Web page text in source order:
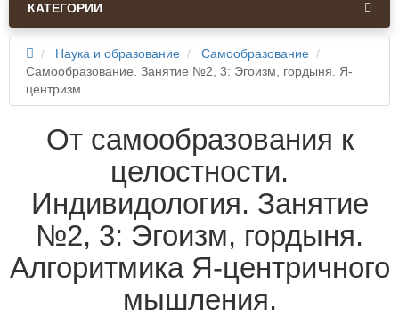
КАТЕГОРИИ
Наука и образование
Самообразование
Самообразование. Занятие №2, 3: Эгоизм, гордыня. Я-
центризм
От самообразования к
целостности.
Индивидология. Занятие
№2, 3: Эгоизм, гордыня.
Алгоритмика Я-центричного
мышления.